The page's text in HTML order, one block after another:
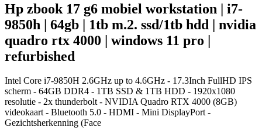
Hp zbook 17 g6 mobiel workstation | i7-
9850h | 64gb | 1tb m.2. ssd/1tb hdd | nvidia
quadro rtx 4000 | windows 11 pro |
refurbished
Intel Core i7-9850H 2.6GHz up to 4.6GHz - 17.3Inch FullHD IPS
scherm - 64GB DDR4 - 1TB SSD & 1TB HDD - 1920x1080
resolutie - 2x thunderbolt - NVIDIA Quadro RTX 4000 (8GB)
videokaart - Bluetooth 5.0 - HDMI - Mini DisplayPort -
Gezichtsherkenning (Face